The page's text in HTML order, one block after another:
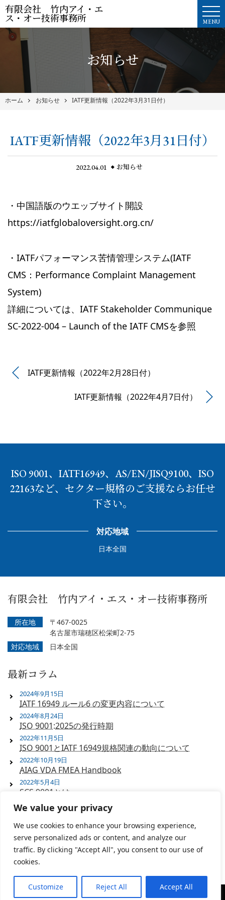
We value your privacy
We use cookies to enhance your browsing experience,
serve personalized ads or content, and analyze our
traffic. By clicking "Accept All", you consent to our use of
cookies.
Customize Reject All Accept All
有限会社 竹内アイ・エ
ス・オー技術事務所 MENU
お知らせ
ホーム お知らせ IATF更新情報（2022年3月31日付）
IATF更新情報（2022年3月31日付）
2022.04.01 お知らせ
・中国語版のウエッブサイト開設
https://iatfglobaloversight.org.cn/
・IATFパフォーマンス苦情管理システム(IATF
CMS：Performance Complaint Management
System)
詳細については、IATF Stakeholder Communique
SC-2022-004 – Launch of the IATF CMSを参照
IATF更新情報（2022年2月28日付）
IATF更新情報（2022年4月7日付）
ISO 9001、IATF16949、AS/EN/JISQ9100、ISO
22163など、セクター規格のご支援ならお任せ
下さい。
対応地域
日本全国
有限会社 竹内アイ・エス・オー技術事務所
所在地
〒467-0025
名古屋市瑞穂区松栄町2-75
対応地域
日本全国
最新コラム
2024年9月15日
IATF 16949 ルール6 の変更内容について
2024年8月24日
ISO 9001:2025の発行時期
2022年11月5日
ISO 9001とIATF 16949規格関連の動向について
2022年10月19日
AIAG VDA FMEA Handbook
2022年5月4日
SCS 9001とは
サイト内検索
検
索:
© 有限会社 竹内アイ・エス・オー技術事務所